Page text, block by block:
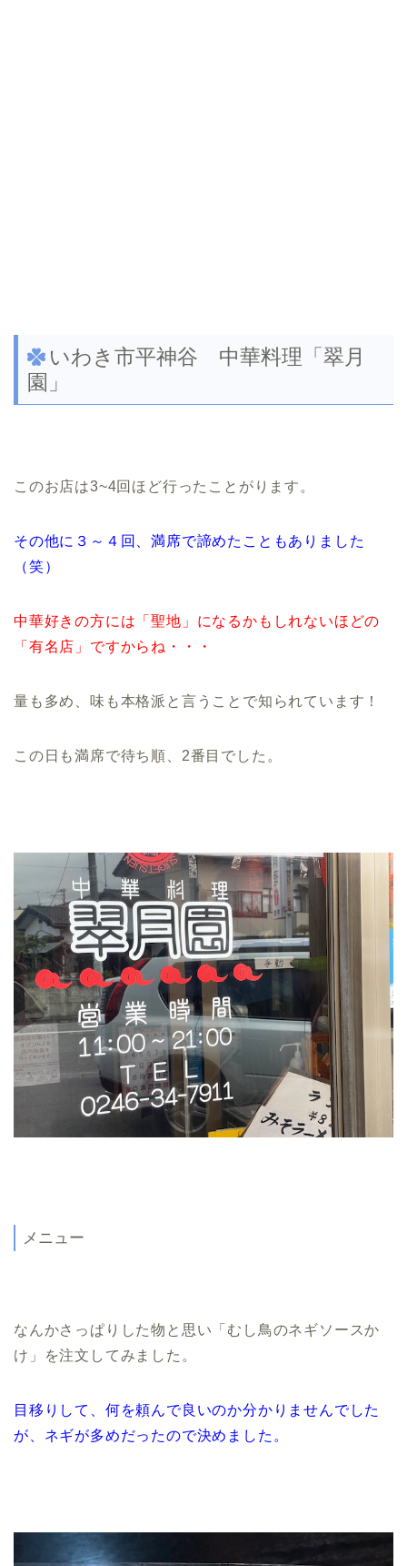
いわき市平神谷 中華料理「翠月
園」
このお店は3~4回ほど行ったことがります。
その他に３～４回、満席で諦めたこともありました
（笑）
中華好きの方には「聖地」になるかもしれないほどの
「有名店」ですからね・・・
量も多め、味も本格派と言うことで知られています！
この日も満席で待ち順、2番目でした。
メニュー
なんかさっぱりした物と思い「むし鳥のネギソースか
け」を注文してみました。
目移りして、何を頼んで良いのか分かりませんでした
が、ネギが多めだったので決めました。